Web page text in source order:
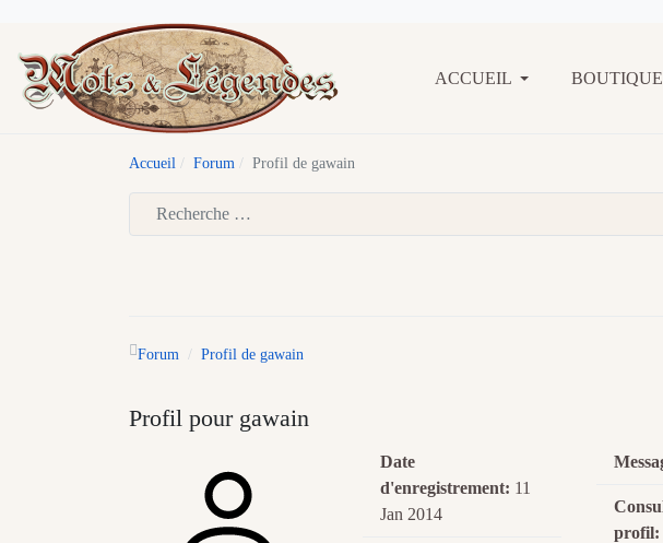
ACCUEIL BOUTIQUE
Accueil Forum Profil de gawain
Forum Profil de gawain
Profil pour gawain
Date
d'enregistrement: 11
Jan 2014
profil: